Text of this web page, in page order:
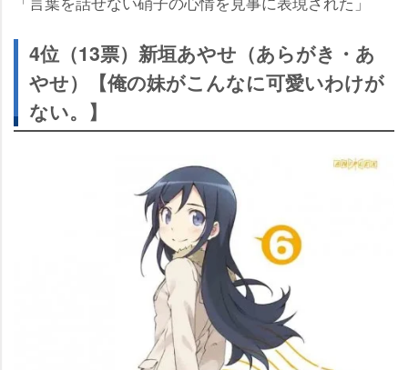
4位（13票）新垣あやせ（あらがき・あ
せ）【俺の妹がこんなに可愛いわけが
ない。】